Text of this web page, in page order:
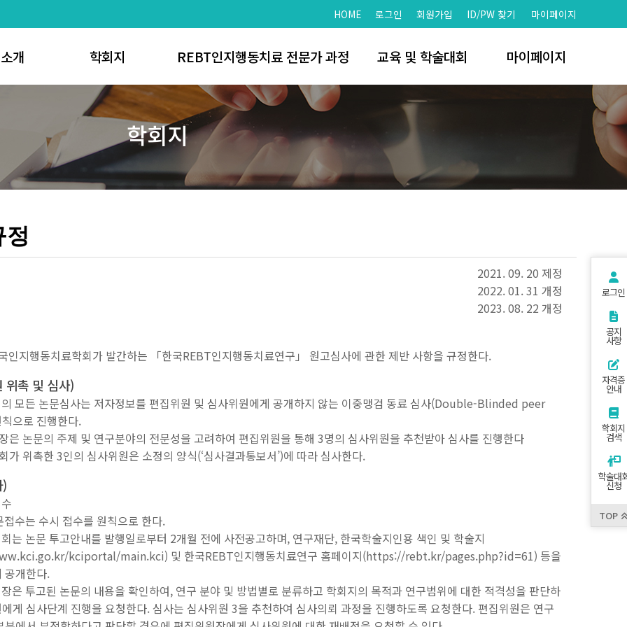
HOME 로그인 회원가입 ID/PW 찾기 마이페이지
개
절차
안내
학회지
논문게재 신청방법
학회지 투고규정
학회지 발간규정
심사규정
REBT인지행동치료 전문가 과정
REBT인지행동치료 전문가
REBT인지행동치료 코치
REBT인지행동치료 전문가 명단
REBT인지행동치료 코치 명단
교육 및 학술대회
학술대회
세미나 및 워크샵
마이페이지
개인정보처리방침
학회지
2021. 09. 20 제정
2022. 01. 31 개정
2023. 08. 22 개정
인지행동치료학회가 발간하는 「한국REBT인지행동치료연구」 원고심사에 관한 제반 사항을 규정한다.
위촉 및 심사)
모든 논문심사는 저자정보를 편집위원 및 심사위원에게 공개하지 않는 이중맹검 동료 심사(Double-Blinded peer
으로 진행한다.
은 논문의 주제 및 연구분야의 전문성을 고려하여 편집위원을 통해 3명의 심사위원을 추천받아 심사를 진행한다
가 위촉한 3인의 심사위원은 소정의 양식(‘심사결과통보서’)에 따라 심사한다.
수는 수시 접수를 원칙으로 한다.
는 논문 투고안내를 발행일로부터 2개월 전에 사전공고하며, 연구재단, 한국학술지인용 색인 및 학술지
kciportal/main.kci) 및 한국REBT인지행동치료연구 홈페이지(https://rebt.kr/pages.php?id=61) 등을
공개한다.
은 투고된 논문의 내용을 확인하여, 연구 분야 및 방법별로 분류하고 학회지의 목적과 연구범위에 대한 적격성을 판단하
게 심사단계 진행을 요청한다. 심사는 심사위원 3을 추천하여 심사의뢰 과정을 진행하도록 요청한다. 편집위원은 연구
로그인
공지
사항
자격증
안내
학회지
검색
학술대
신청
TOP